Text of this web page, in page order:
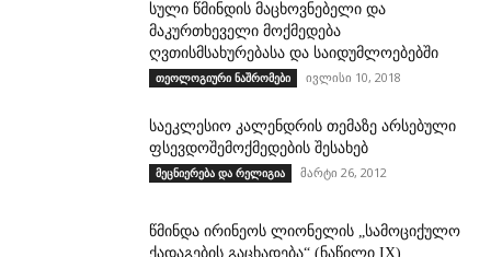
სული წმინდის მაცხოვნებელი და
მაკურთხეველი მოქმედება
ღვთისმსახურებასა და საიდუმლოებებში
თეოლოგიური ნაშრომები ივლისი 10, 2018
საეკლესიო კალენდრის თემაზე არსებული
ფსევდოშემოქმედების შესახებ
მეცნიერება და რელიგია მარტი 26, 2012
წმინდა ირინეოს ლიონელის „სამოციქულო
ქადაგების გაცხადება“ (ნაწილი IX)